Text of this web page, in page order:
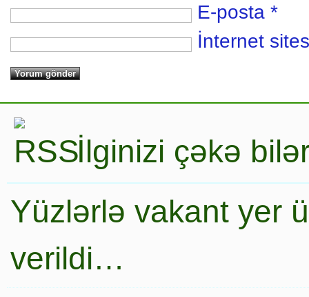
E-posta *
İnternet
İlginizi çəkə
Yüzlərlə vakant yer
verildi…